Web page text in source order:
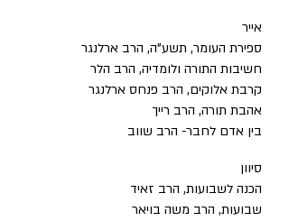
אייר
ספירת העומר, תשע"ה, הרב ארלנגר
חשיבות התורה ולומדיה, הרב הלר
קרבת אלוקים, הרב פנחס ארלנגר
אהבת תורה, הרב רייך
בין אדם לחבר- הרב שווב
סיוון
הכנה לשבועות, הרב זאיד
שבועות, הרב משה בויאר